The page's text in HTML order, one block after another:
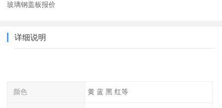
玻璃钢盖板报价
详细说明
颜色 黄 蓝 黑 红等